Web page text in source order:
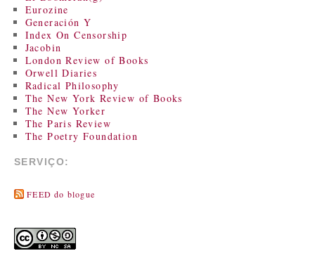
Eurozine
Generación Y
Index On Censorship
Jacobin
London Review of Books
Orwell Diaries
Radical Philosophy
The New York Review of Books
The New Yorker
The Paris Review
The Poetry Foundation
SERVIÇO:
FEED do blogue